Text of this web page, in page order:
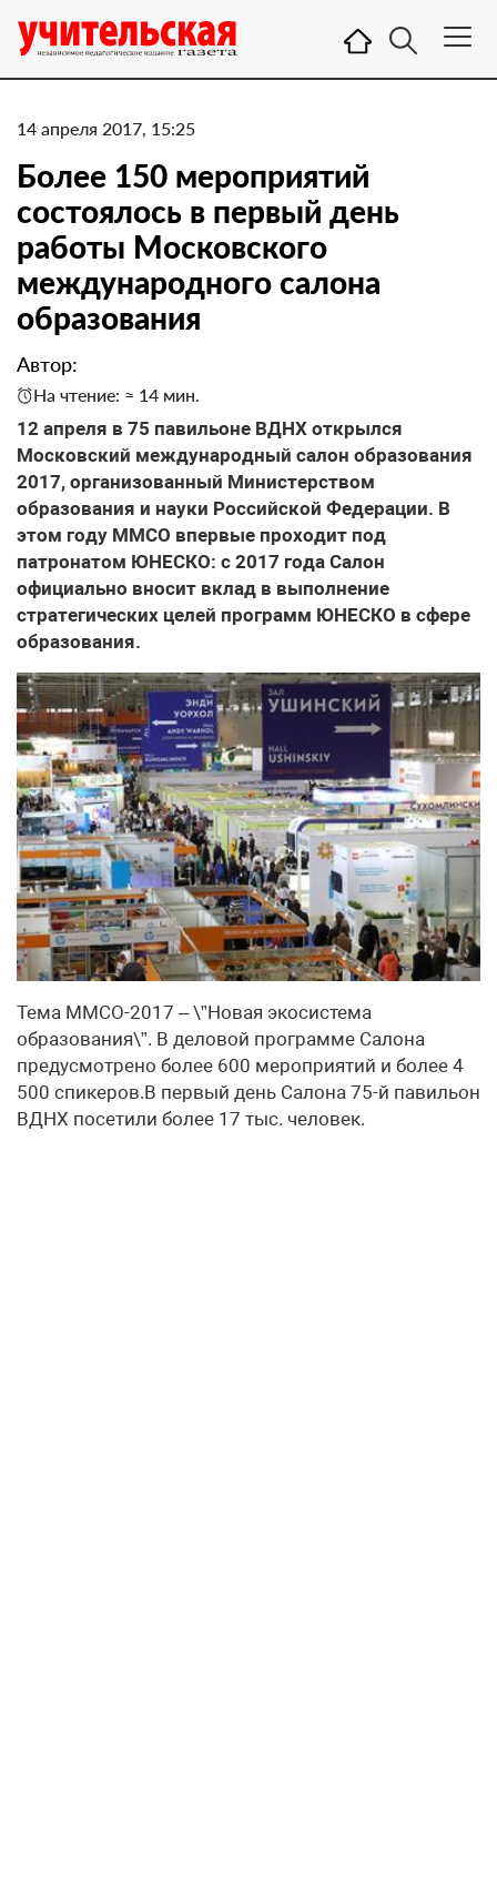
14 апреля 2017, 15:25
Более 150 мероприятий
состоялось в первый день
работы Московского
международного салона
образования
Автор:
На чтение: ≈ 14 мин.
12 апреля в 75 павильоне ВДНХ открылся
Московский международный салон образования
2017, организованный Министерством
образования и науки Российской Федерации. В
этом году ММСО впервые проходит под
патронатом ЮНЕСКО: с 2017 года Салон
официально вносит вклад в выполнение
стратегических целей программ ЮНЕСКО в сфере
образования.
Тема ММСО-2017 – \”Новая экосистема
образования\”. В деловой программе Салона
предусмотрено более 600 мероприятий и более 4
500 спикеров.В первый день Салона 75-й павильон
ВДНХ посетили более 17 тыс. человек.